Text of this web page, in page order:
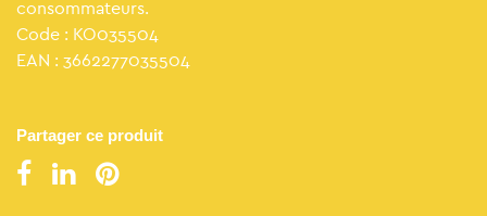
consommateurs.
Code : KO035504
EAN : 3662277035504
Partager ce produit